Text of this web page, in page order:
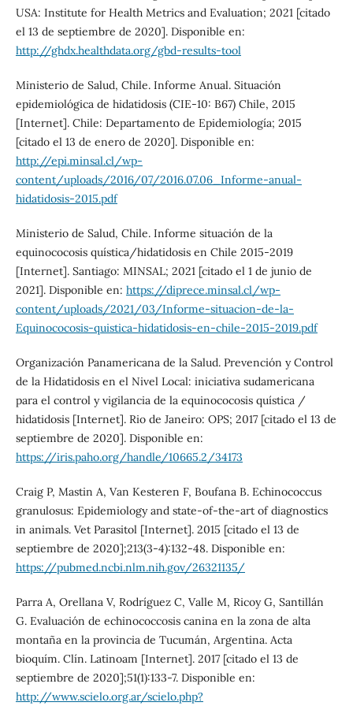
USA: Institute for Health Metrics and Evaluation; 2021 [citado
el 13 de septiembre de 2020]. Disponible en:
http://ghdx.healthdata.org/gbd-results-tool
Ministerio de Salud, Chile. Informe Anual. Situación
epidemiológica de hidatidosis (CIE-10: B67) Chile, 2015
[Internet]. Chile: Departamento de Epidemiología; 2015
[citado el 13 de enero de 2020]. Disponible en:
http://epi.minsal.cl/wp-
content/uploads/2016/07/2016.07.06_Informe-anual-
hidatidosis-2015.pdf
Ministerio de Salud, Chile. Informe situación de la
equinococosis quística/hidatidosis en Chile 2015-2019
[Internet]. Santiago: MINSAL; 2021 [citado el 1 de junio de
2021]. Disponible en: https://diprece.minsal.cl/wp-
content/uploads/2021/03/Informe-situacion-de-la-
Equinococosis-quistica-hidatidosis-en-chile-2015-2019.pdf
Organización Panamericana de la Salud. Prevención y Control
de la Hidatidosis en el Nivel Local: iniciativa sudamericana
para el control y vigilancia de la equinococosis quística /
hidatidosis [Internet]. Rio de Janeiro: OPS; 2017 [citado el 13 de
septiembre de 2020]. Disponible en:
https://iris.paho.org/handle/10665.2/34173
Craig P, Mastin A, Van Kesteren F, Boufana B. Echinococcus
granulosus: Epidemiology and state-of-the-art of diagnostics
in animals. Vet Parasitol [Internet]. 2015 [citado el 13 de
septiembre de 2020];213(3-4):132-48. Disponible en:
https://pubmed.ncbi.nlm.nih.gov/26321135/
Parra A, Orellana V, Rodríguez C, Valle M, Ricoy G, Santillán
G. Evaluación de echinococcosis canina en la zona de alta
montaña en la provincia de Tucumán, Argentina. Acta
bioquím. Clín. Latinoam [Internet]. 2017 [citado el 13 de
septiembre de 2020];51(1):133-7. Disponible en:
http://www.scielo.org.ar/scielo.php?